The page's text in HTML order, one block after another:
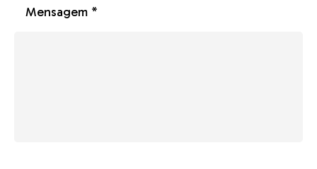
Mensagem *